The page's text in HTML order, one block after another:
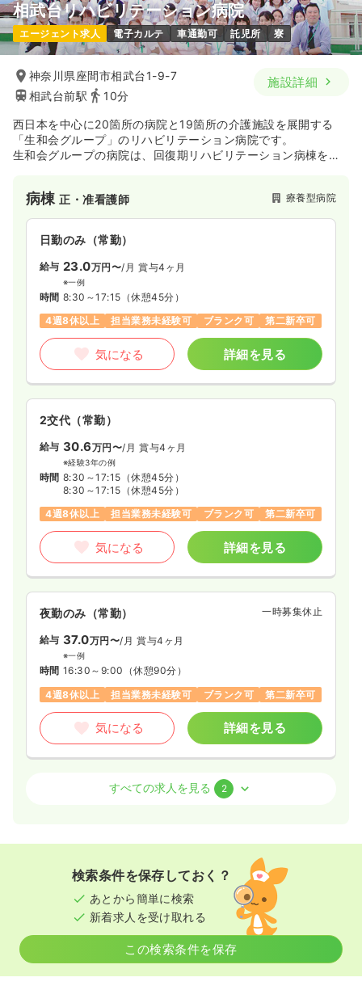
2交代（常勤）
給与 33.4万円〜/月 賞与3.5ヶ月
※経験5年の例
時間 8:45～17:15
年間休日123日
ブランク可
月給34万円以上可
気になる 詳細を見る
日勤のみ（パート）
給与 時給1,650円〜
時間 8:45～17:15
担当業務未経験可
ブランク可
気になる 詳細を見る
一時募集休止
給与 3.0万円〜
担当業務未経験可
気になる
訪問看護 正看護師 一般病院
日勤のみ（常勤）
給与 30.0 万円〜/月
時間 8:45～17:15（休憩60分）
8:45～17:15
担当業務未経験可
ブランク可
第二新卒可
月給30万円以上可
気になる 詳細を見る
日勤のみ（常勤） 一時募集休止
27.7万円〜/月 賞与3.5ヶ月
※経験5年の例
8:00～16:30（休憩60分）
年間休日123日
4週8休以上
担当業務未経験可
ブランク可
第二新卒可 月給27万円以上可
気になる 詳細を見る
相武台リハビリテーション病院
エージェント求人 電子カルテ 車通勤可 託児所 寮
神奈川県座間市相武台1-9-7
相武台前駅
10分
施設詳細
西日本を中心に20箇所の病院と19箇所の介護施設を展開する
「生和会グループ」のリハビリテーション病院です。
生和会グループの病院は、回復期リハビリテーション病棟をメ
相武台リハビリテーション病院では、地域密着型の病院として
多職種が連携し、心身ともに回復した状態でご自宅や社会に復
帰できるよう集中的にサポートを行っています。
病棟正・准看護師 療養型病院
日勤のみ（常勤）
給与 23.0万円〜/月 賞与4ヶ月
※一例
時間 8:30～17:15 （休憩45分）
4週8休以上
担当業務未経験可 ブランク可 第二新卒可
気になる 詳細を見る
2交代（常勤）
給与 30.6万円〜/月 賞与4ヶ月
※経験3年の例
時間 8:30～17:15 （休憩45分）
8:30～17:15 （休憩45分）
4週8休以上
担当業務未経験可 ブランク可 第二新卒可
気になる 詳細を見る
夜勤のみ（常勤） 一時募集休止
給与 37.0万円〜/月 賞与4ヶ月
※一例
時間 16:30～9:00 （休憩90分）
4週8休以上
担当業務未経験可 ブランク可 第二新卒可
気になる 詳細を見る
正・准看護師
9:00～17:30
担当業務未経験可
ブランク可
気になる 詳細を見る
すべての求人を見る 2
検索条件を保存しておく？
あとから簡単に検索
新着求人を受け取れる
この検索条件を保存